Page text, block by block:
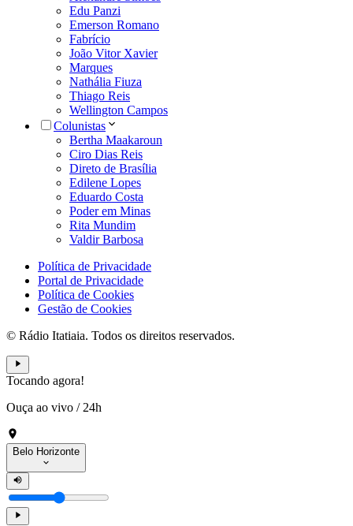
Edu Panzi
Emerson Romano
Fabrício
João Vitor Xavier
Marques
Nathália Fiuza
Thiago Reis
Wellington Campos
Colunistas
Bertha Maakaroun
Ciro Dias Reis
Direto de Brasília
Edilene Lopes
Eduardo Costa
Poder em Minas
Rita Mundim
Valdir Barbosa
Política de Privacidade
Portal de Privacidade
Política de Cookies
Gestão de Cookies
© Rádio Itatiaia. Todos os direitos reservados.
Tocando agora!
Ouça ao vivo / 24h
Belo Horizonte